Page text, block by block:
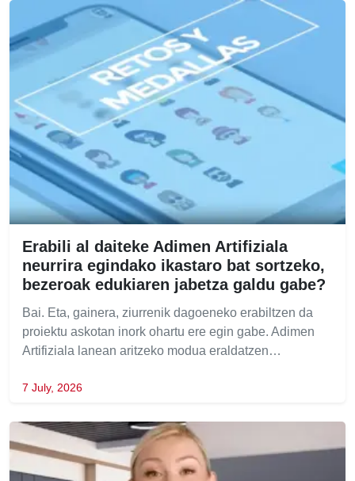
Erabili al daiteke Adimen Artifiziala
neurrira egindako ikastaro bat sortzeko,
bezeroak edukiaren jabetza galdu gabe?
Bai. Eta, gainera, ziurrenik dagoeneko erabiltzen da
proiektu askotan inork ohartu ere egin gabe. Adimen
Artifiziala lanean aritzeko modua eraldatzen…
7 July, 2026